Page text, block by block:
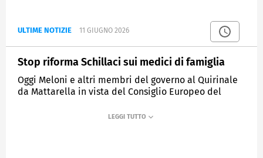
ULTIME NOTIZIE 11 GIUGNO 2026
Stop riforma Schillaci sui medici di famiglia
Oggi Meloni e altri membri del governo al Quirinale
da Mattarella in vista del Consiglio Europeo del